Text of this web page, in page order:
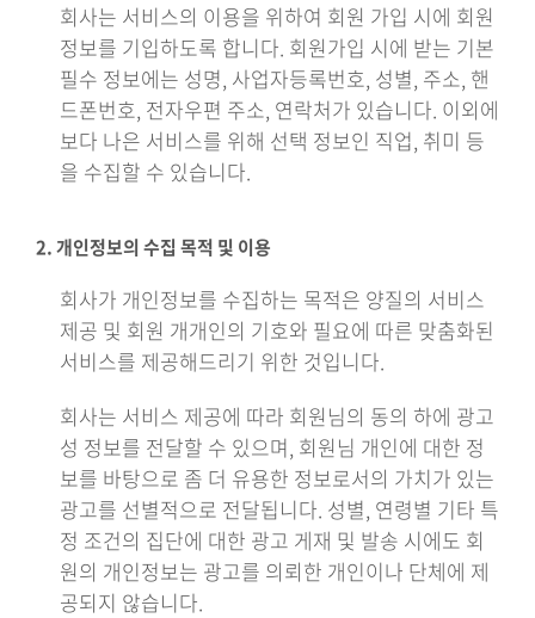
회사는 서비스의 이용을 위하여 회원 가입 시에 회원
정보를 기입하도록 합니다. 회원가입 시에 받는 기본
필수 정보에는 성명, 사업자등록번호, 성별, 주소, 핸
드폰번호, 전자우편 주소, 연락처가 있습니다. 이외에
보다 나은 서비스를 위해 선택 정보인 직업, 취미 등
을 수집할 수 있습니다.
2. 개인정보의 수집 목적 및 이용
회사가 개인정보를 수집하는 목적은 양질의 서비스
제공 및 회원 개개인의 기호와 필요에 따른 맞춤화된
서비스를 제공해드리기 위한 것입니다.
회사는 서비스 제공에 따라 회원님의 동의 하에 광고
성 정보를 전달할 수 있으며, 회원님 개인에 대한 정
보를 바탕으로 좀 더 유용한 정보로서의 가치가 있는
광고를 선별적으로 전달됩니다. 성별, 연령별 기타 특
정 조건의 집단에 대한 광고 게재 및 발송 시에도 회
원의 개인정보는 광고를 의뢰한 개인이나 단체에 제
공되지 않습니다.